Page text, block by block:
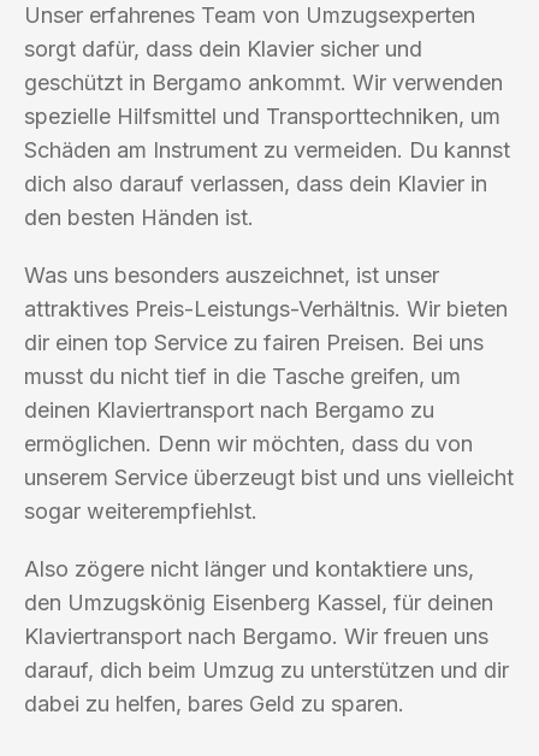
Unser erfahrenes Team von Umzugsexperten
sorgt dafür, dass dein Klavier sicher und
geschützt in Bergamo ankommt. Wir verwenden
spezielle Hilfsmittel und Transporttechniken, um
Schäden am Instrument zu vermeiden. Du kannst
dich also darauf verlassen, dass dein Klavier in
den besten Händen ist.
Was uns besonders auszeichnet, ist unser
attraktives Preis-Leistungs-Verhältnis. Wir bieten
dir einen top Service zu fairen Preisen. Bei uns
musst du nicht tief in die Tasche greifen, um
deinen Klaviertransport nach Bergamo zu
ermöglichen. Denn wir möchten, dass du von
unserem Service überzeugt bist und uns vielleicht
sogar weiterempfiehlst.
Also zögere nicht länger und kontaktiere uns,
den Umzugskönig Eisenberg Kassel, für deinen
Klaviertransport nach Bergamo. Wir freuen uns
darauf, dich beim Umzug zu unterstützen und dir
dabei zu helfen, bares Geld zu sparen.